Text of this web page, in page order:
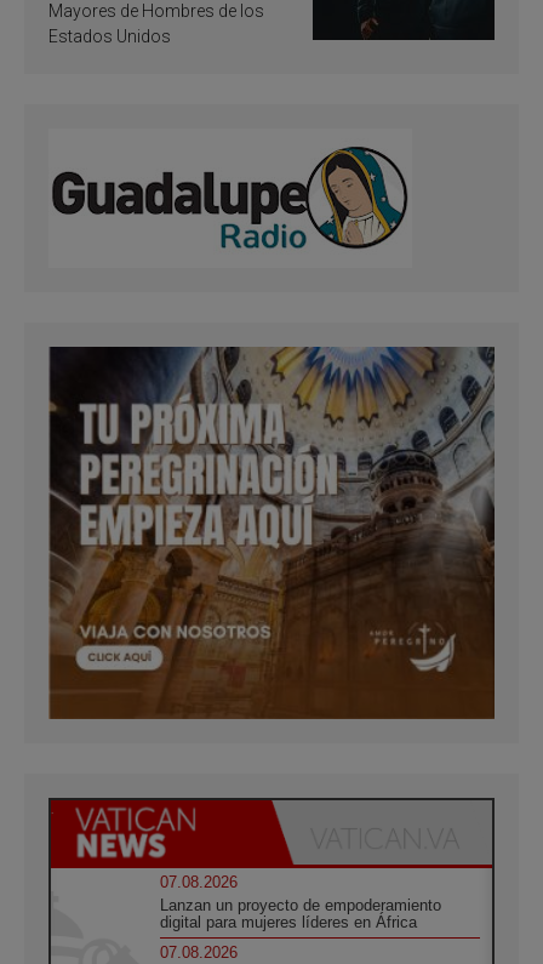
Mayores de Hombres de los
Estados Unidos
07.08.2026
Lanzan un proyecto de empoderamiento
digital para mujeres líderes en África
07.08.2026